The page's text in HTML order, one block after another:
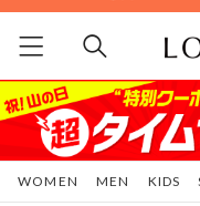
WOMEN MEN KIDS